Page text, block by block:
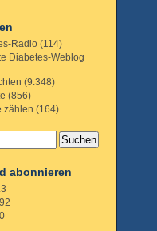
Radio (114)
Diabetes-Weblog
(9.348)
(856)
zählen (164)
abonnieren